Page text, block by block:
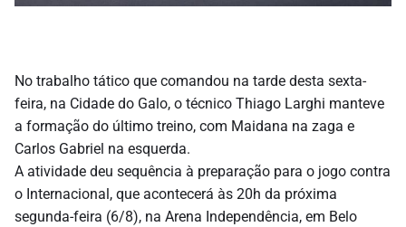
No trabalho tático que comandou na tarde desta sexta-
feira, na Cidade do Galo, o técnico Thiago Larghi manteve
a formação do último treino, com Maidana na zaga e
Carlos Gabriel na esquerda.
A atividade deu sequência à preparação para o jogo contra
o Internacional, que acontecerá às 20h da próxima
segunda-feira (6/8), na Arena Independência, em Belo